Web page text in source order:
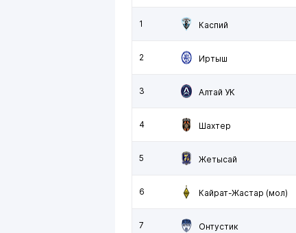
1 Каспий
2 Иртыш
3 Алтай УК
4 Шахтер
5 Жетысай
6 Кайрат-Жастар (мол)
7 Онтустик